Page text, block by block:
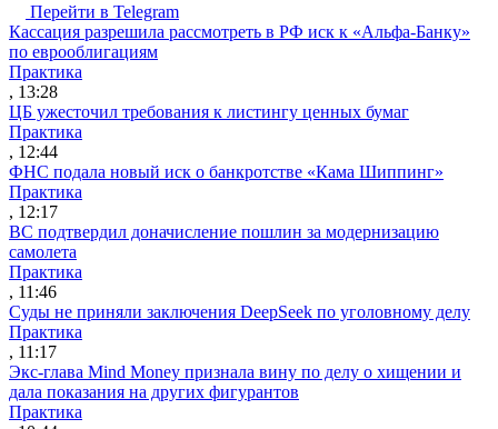
Перейти в Telegram
Кассация разрешила рассмотреть в РФ иск к «Альфа-Банку»
по еврооблигациям
Практика
, 13:28
ЦБ ужесточил требования к листингу ценных бумаг
Практика
, 12:44
ФНС подала новый иск о банкротстве «Кама Шиппинг»
Практика
, 12:17
ВС подтвердил доначисление пошлин за модернизацию
самолета
Практика
, 11:46
Суды не приняли заключения DeepSeek по уголовному делу
Практика
, 11:17
Экс-глава Mind Money признала вину по делу о хищении и
дала показания на других фигурантов
Практика